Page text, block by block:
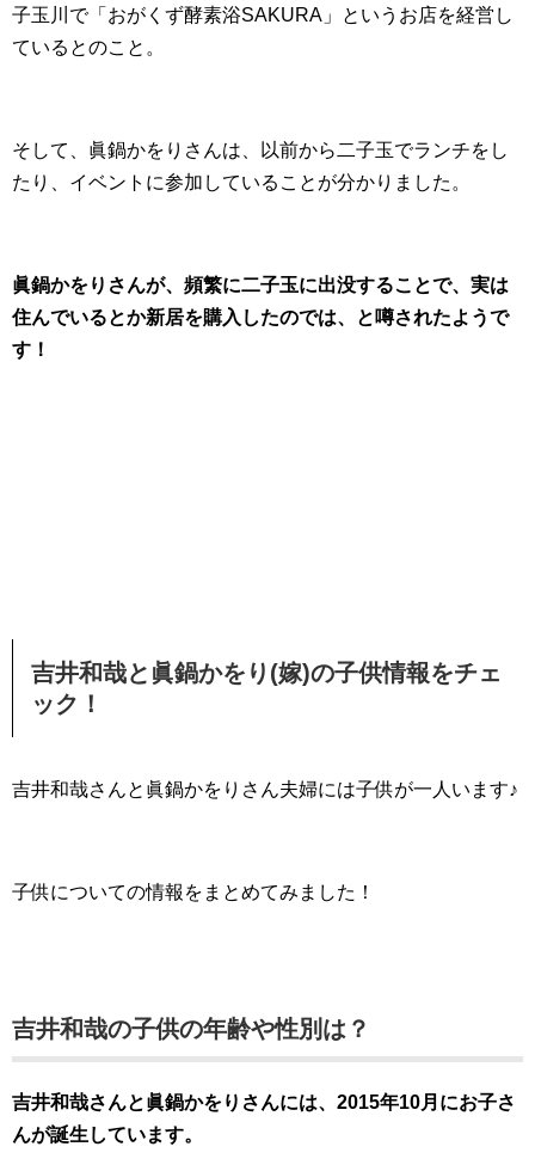
子玉川で「おがくず酵素浴SAKURA」というお店を経営し
ているとのこと。
そして、眞鍋かをりさんは、以前から二子玉でランチをし
たり、イベントに参加していることが分かりました。
眞鍋かをりさんが、頻繁に二子玉に出没することで、実は
住んでいるとか新居を購入したのでは、と噂されたようで
す！
吉井和哉と眞鍋かをり(嫁)の子供情報をチェ
ック！
吉井和哉さんと眞鍋かをりさん夫婦には子供が一人います♪
子供についての情報をまとめてみました！
吉井和哉の子供の年齢や性別は？
吉井和哉さんと眞鍋かをりさんには、2015年10月にお子さ
んが誕生しています。